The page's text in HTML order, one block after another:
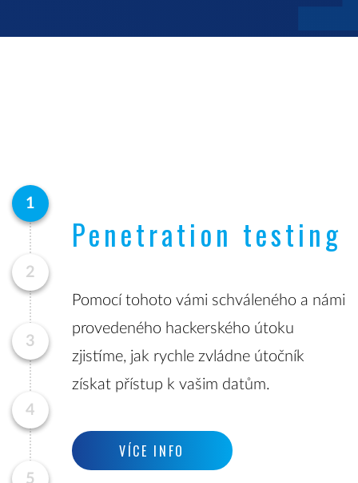
1
2
3
4
5
Penetration testing
Pomocí tohoto vámi schváleného a námi
provedeného hackerského útoku
zjistíme, jak rychle zvládne útočník
získat přístup k vašim datům.
VÍCE INFO